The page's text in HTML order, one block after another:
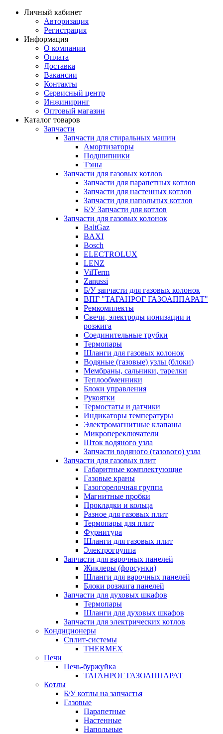
Личный кабинет
Авторизация
Регистрация
Информация
О компании
Оплата
Доставка
Вакансии
Контакты
Сервисный центр
Инжиниринг
Оптовый магазин
Каталог товаров
Запчасти
Запчасти для стиральных машин
Амортизаторы
Подшипники
Тэны
Запчасти для газовых котлов
Запчасти для парапетных котлов
Запчасти для настенных котлов
Запчасти для напольных котлов
Б/У Запчасти для котлов
Запчасти для газовых колонок
BaltGaz
BAXI
Bosch
ELECTROLUX
LENZ
VilTerm
Zanussi
Б/У запчасти для газовых колонок
ВПГ "ТАГАНРОГ ГАЗОАППАРАТ"
Ремкомплекты
Свечи, электроды ионизации и
розжига
Соединительные трубки
Термопары
Шланги для газовых колонок
Водяные (газовые) узлы (блоки)
Мембраны, сальники, тарелки
Теплообменники
Блоки управления
Рукоятки
Термостаты и датчики
Индикаторы температуры
Электромагнитные клапаны
Микропереключатели
Шток водяного узла
Запчасти водяного (газового) узла
Запчасти для газовых плит
Габаритные комплектующие
Газовые краны
Газогорелочная группа
Магнитные пробки
Прокладки и кольца
Разное для газовых плит
Термопары для плит
Фурнитура
Шланги для газовых плит
Электрогруппа
Запчасти для варочных панелей
Жиклеры (форсунки)
Шланги для варочных панелей
Блоки розжига панелей
Запчасти для духовых шкафов
Термопары
Шланги для духовых шкафов
Запчасти для электрических котлов
Кондиционеры
Сплит-системы
THERMEX
Печи
Печь-буржуйка
ТАГАНРОГ ГАЗОАППАРАТ
Котлы
Б/У котлы на запчастья
Газовые
Парапетные
Настенные
Напольные